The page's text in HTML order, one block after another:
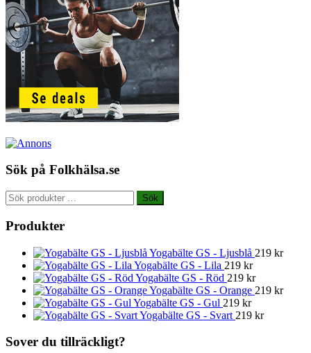
Sök på Folkhälsa.se
Sök
efter:
Sök
Produkter
Yogabälte GS - Ljusblå 219 kr
Yogabälte GS - Lila 219 kr
Yogabälte GS - Röd 219 kr
Yogabälte GS - Orange 219 kr
Yogabälte GS - Gul 219 kr
Yogabälte GS - Svart 219 kr
Sover du tillräckligt?